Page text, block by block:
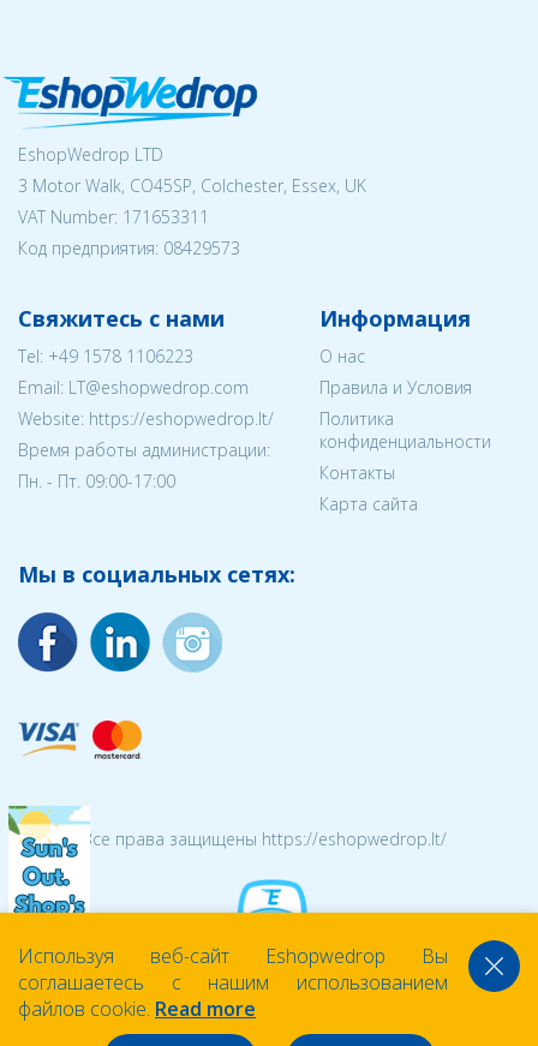
EshopWedrop LTD
3 Motor Walk, CO45SP, Colchester, Essex, UK
VAT Number: 171653311
Код предприятия: 08429573
Свяжитесь с нами
Tel: +49 1578 1106223
Email: LT@eshopwedrop.com
Website: https://eshopwedrop.lt/
Время работы администрации:
Пн. - Пт. 09:00-17:00
Информация
О нас
Правила и Условия
Политика
конфиденциальности
Контакты
Карта сайта
Мы в социальных сетях:
© 2026 Все права защищены https://eshopwedrop.lt/
Используя веб-сайт Eshopwedrop Вы
соглашаетесь с нашим использованием
файлов cookie. Read more